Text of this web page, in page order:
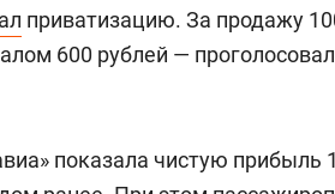
приватизацию. За продажу
600 рублей —
показала чистую прибыль